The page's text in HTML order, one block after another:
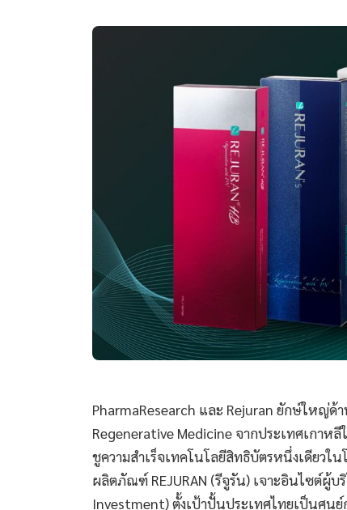
PharmaResearch และ Rejuran ยักษ์ให
Regenerative Medicine จากประเทศเกาห
ชูความสำเร็จเทคโนโลยีสิทธิบัตรหนึ่งเดียวใ
ผลิตภัณฑ์ REJURAN (รีจูรัน) เจาะอินไซต์ผู้บ
Investment) ตั้งเป้าปั้นประเทศไทยเป็นศูน